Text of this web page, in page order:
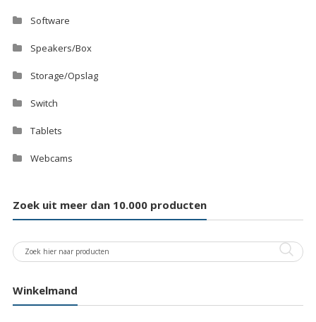
Software
Speakers/Box
Storage/Opslag
Switch
Tablets
Webcams
Zoek uit meer dan 10.000 producten
Winkelmand